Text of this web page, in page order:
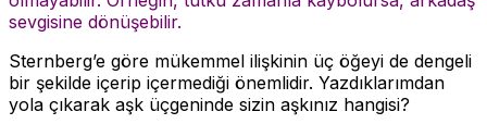
sevgisine dönüşebilir.
Sternberg’e göre mükemmel ilişkinin üç öğeyi de dengeli
bir şekilde içerip içermediği önemlidir. Yazdıklarımdan
yola çıkarak aşk üçgeninde sizin aşkınız hangisi?